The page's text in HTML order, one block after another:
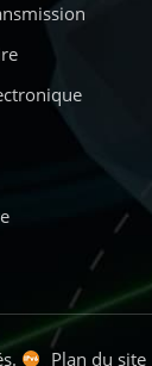
Plan du site